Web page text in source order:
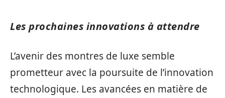
Les prochaines innovations à attendre
L’avenir des montres de luxe semble
prometteur avec la poursuite de l’innovation
technologique. Les avancées en matière de